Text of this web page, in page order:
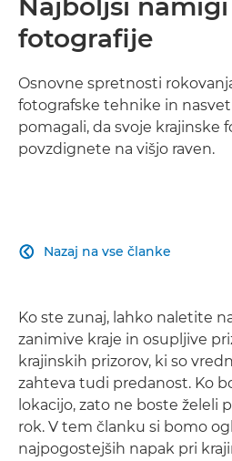
Najboljši
fotografije
Osnovne spretnosti
fotografske tehnike in
pomagali, da svoje krajinske
povzdignete na višjo raven.
Nazaj na vse članke

Ko ste zunaj, lahko naletite
zanimive kraje in osupljive
krajinskih prizorov, ki so
zahteva tudi predanost. Ko
lokacijo, zato ne boste želeli
rok. V tem članku si bomo
najpogostejših napak pri